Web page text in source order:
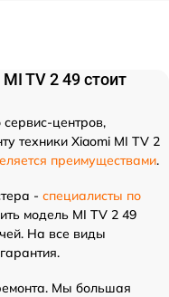
TV 2 49 стоит
центров,
техники Xiaomi MI TV 2
преимуществами.
- специалисты по
модель MI TV 2 49
На все виды
Мы большая